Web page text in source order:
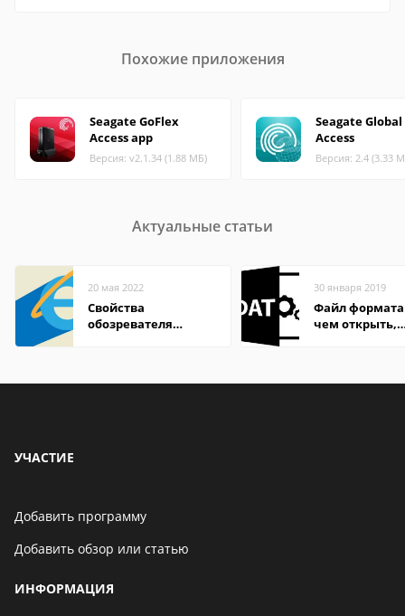
Похожие приложения
Seagate GoFlex
Access app
Версия: v2.1.34 (1.88 МБ)
Seagate Global
Access
Версия: 2.4 (3.33
Актуальные статьи
20 мая 2022
Свойства
обозревателя
30 января 2019
Файл формата
чем открыть,
УЧАСТИЕ
Добавить программу
Добавить обзор или статью
ИНФОРМАЦИЯ